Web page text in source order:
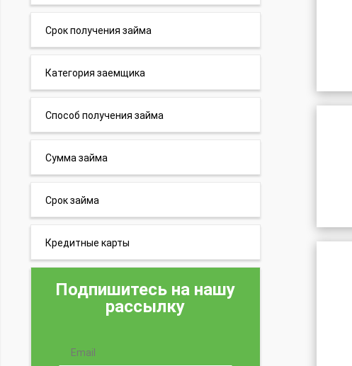
Срок получения займа
Категория заемщика
Способ получения займа
Сумма займа
Срок займа
Кредитные карты
Подпишитесь на нашу
рассылку